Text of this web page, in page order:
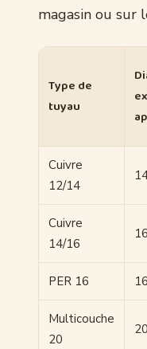
magasin ou sur
Type de
tuyau
Cuivre
12/14
Cuivre
14/16
PER 16
Multicouche
20